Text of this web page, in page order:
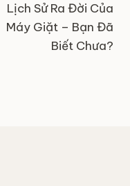
Lịch Sử Ra Đời Của
Máy Giặt – Bạn Đã
Biết Chưa?